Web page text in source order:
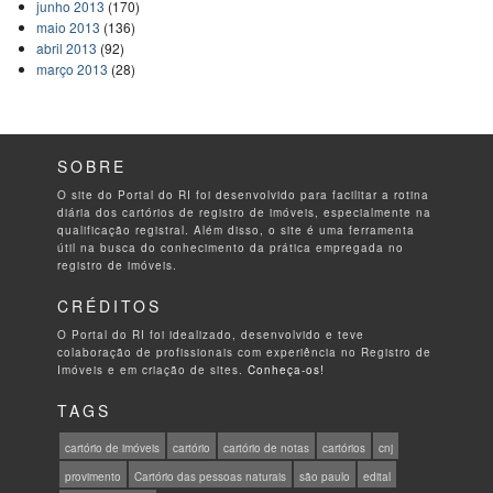
junho 2013 (170)
maio 2013 (136)
abril 2013 (92)
março 2013 (28)
SOBRE
O site do Portal do RI foi desenvolvido para facilitar a rotina
diária dos cartórios de registro de imóveis, especialmente na
qualificação registral. Além disso, o site é uma ferramenta
útil na busca do conhecimento da prática empregada no
registro de imóveis.
CRÉDITOS
O Portal do RI foi idealizado, desenvolvido e teve
colaboração de profissionais com experiência no Registro de
Imóveis e em criação de sites.Conheça-os!
TAGS
cartório de imóveis cartório cartório de notas cartórios
cnj
provimento
Cartório das pessoas naturais são paulo edital